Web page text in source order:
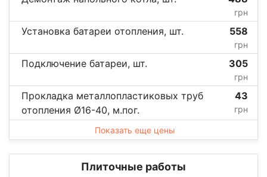
грн
Установка батареи отопления, шт. 558
грн
Подключение батареи, шт. 305
грн
Прокладка металлопластиковых труб
отопления Ø16-40, м.пог.
43
грн
Показать еще цены
Плиточные работы